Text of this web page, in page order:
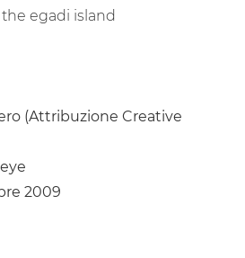
egadi island
(Attribuzione Creative
2009